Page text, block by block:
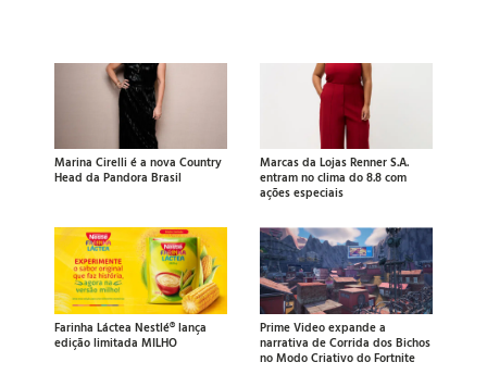
Marina Cirelli é a nova Country
Head da Pandora Brasil
Marcas da Lojas Renner S.A.
entram no clima do 8.8 com
ações especiais
Farinha Láctea Nestlé® lança
edição limitada MILHO
Prime Video expande a
narrativa de Corrida dos Bichos
no Modo Criativo do Fortnite